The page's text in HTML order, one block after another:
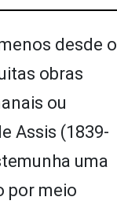
desde o
obras
ou
Assis (1839-
uma
por meio